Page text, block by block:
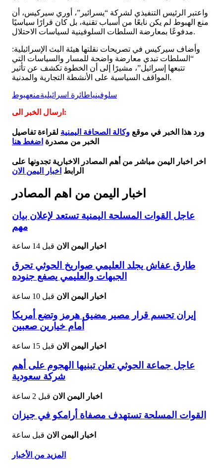
واعتبر الرئيس التنفيذي لشركة “يسرائير”، أوري سيركيس، أن
منع الهبوط لم يكن نابعًا من أسباب تقنية، بل كان قرارًا سياسيًا
مدفوعًا بمعارضة السلطات السلوفينية لسياسات الاحتلال.
وأضاف سيركيس في تصريحات نقلتها هيئة البث الإسرائيلية:
“السلطات تبدي معارضة واضحة للمسار والسياسات التي
تتبعها إسرائيل”، مشيرًا إلى أن الخطوة تكشف عن تأثير
المواقف السياسية على الأنشطة التجارية والمدنية.
سلوفينياطائرة اسرائيليةمنعهبوط
ارسال الخبر الى:
ورد هذا الخبر في موقع وكالة الصحافة اليمنية لقراءة تفاصيل
الخبر من مصدرة اضغط هنا
اخر اخبار اليمن مباشر من أهم المصادر الاخبارية تجدونها على
الرابط اخبار اليمن الان
اخبار اليمن من اهم المصادر
عاجل القوات المسلحة اليمنية تستعد لإعلان بيان
مهم
اخبار اليمن الان قبل 14 ساعة
طارق عفاش يجلد العليمي صواريخ الحوثي تحرق
الجبهات والعليمي يصفع جنوده
اخبار اليمن الان قبل 10 ساعة
إيران تحسم قرار مصير مضيق هرمز وتضع أمريكا
أمام خيارين صعبين
اخبار اليمن الان قبل 15 ساعة
عاجل جماعة الحوثي تعلن تبنيها الهجوم على أهم
شركة سعودية
اخبار اليمن الان قبل 2 ساعة
القوات المسلحة تستهدف مصفاة أرامكو في جيزان
اخبار اليمن الان قبل ساعة
المزيد من الأخبار